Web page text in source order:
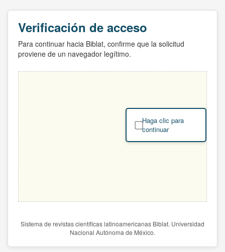
Verificación de acceso
Para continuar hacia Biblat, confirme que la solicitud
proviene de un navegador legítimo.
Haga clic para
continuar
Sistema de revistas científicas latinoamericanas Biblat. Universidad
Nacional Autónoma de México.